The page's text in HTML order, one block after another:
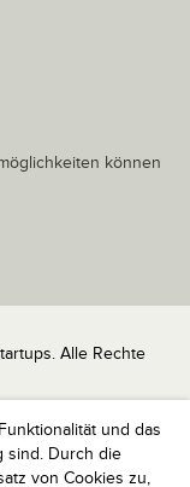
und das
sind. Durch die
von Cookies zu,
können
Alle Rechte